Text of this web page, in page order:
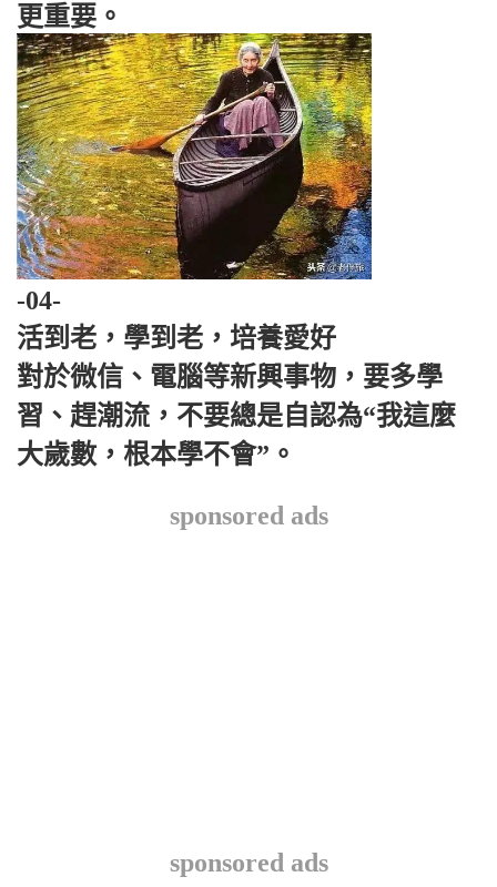
更重要。
-04-
活到老，學到老，培養愛好
對於微信、電腦等新興事物，要多學
習、趕潮流，不要總是自認為“我這麼
大歲數，根本學不會”。
sponsored ads
sponsored ads